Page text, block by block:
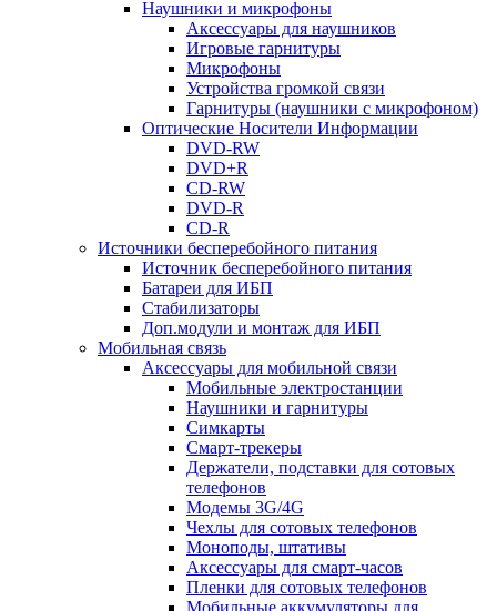
Наушники и микрофоны
Аксессуары для наушников
Игровые гарнитуры
Микрофоны
Устройства громкой связи
Гарнитуры (наушники с микрофоном)
Оптические Носители Информации
DVD-RW
DVD+R
CD-RW
DVD-R
CD-R
Источники бесперебойного питания
Источник бесперебойного питания
Батареи для ИБП
Стабилизаторы
Доп.модули и монтаж для ИБП
Мобильная связь
Аксессуары для мобильной связи
Мобильные электростанции
Наушники и гарнитуры
Симкарты
Смарт-трекеры
Держатели, подставки для сотовых
телефонов
Модемы 3G/4G
Чехлы для сотовых телефонов
Моноподы, штативы
Аксессуары для смарт-часов
Пленки для сотовых телефонов
Мобильные аккумуляторы для